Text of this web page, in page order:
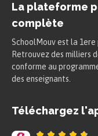
cet
L’imparfait de «
d’étés passés à
« passa » se
Cours liés :
La plateforme
complète
SchoolMouv est la
Retrouvez des milliers
conforme au
des enseignants.
Téléchargez